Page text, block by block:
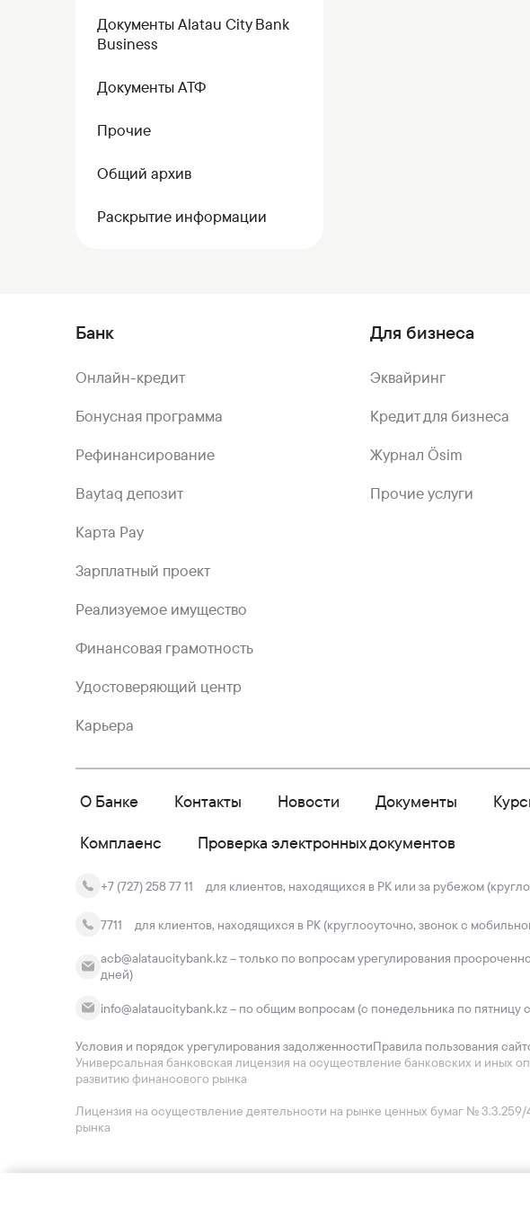
Документы Alatau City Bank
Business
Документы АТФ
Прочие
Общий архив
Раскрытие информации
Банк
Онлайн-кредит
Бонусная программа
Рефинансирование
Baytaq депозит
Карта Pay
Зарплатный проект
Реализуемое имущество
Финансовая грамотность
Удостоверяющий центр
Карьера
Для бизнеса
Эквайринг
Кредит для бизнеса
Журнал Ösim
Прочие услуги
О Банке Контакты Новости Документы
Комплаенс
Проверка электронных документов
+7 (727) 258 77 11 для клиентов, находящихся в РК или за рубежом
7711 для клиентов, находящихся в РК (круглосуточно, звонок с
acb@alataucitybank.kz – только по вопросам урегулирования
дней)
info@alataucitybank.kz – по общим вопросам (с понедельника по пятницу
Универсальная банковская лицензия на осуществление банковских и иных
развитию финансового рынка
Лицензия на осуществление деятельности на рынке ценных бумаг №
рынка
Условия и порядок урегулирования задолженностиПравила пользования